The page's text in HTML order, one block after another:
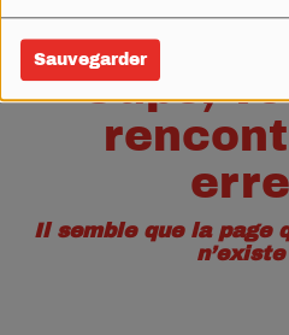
Sauvegarder
Oups,
Il semble que la page